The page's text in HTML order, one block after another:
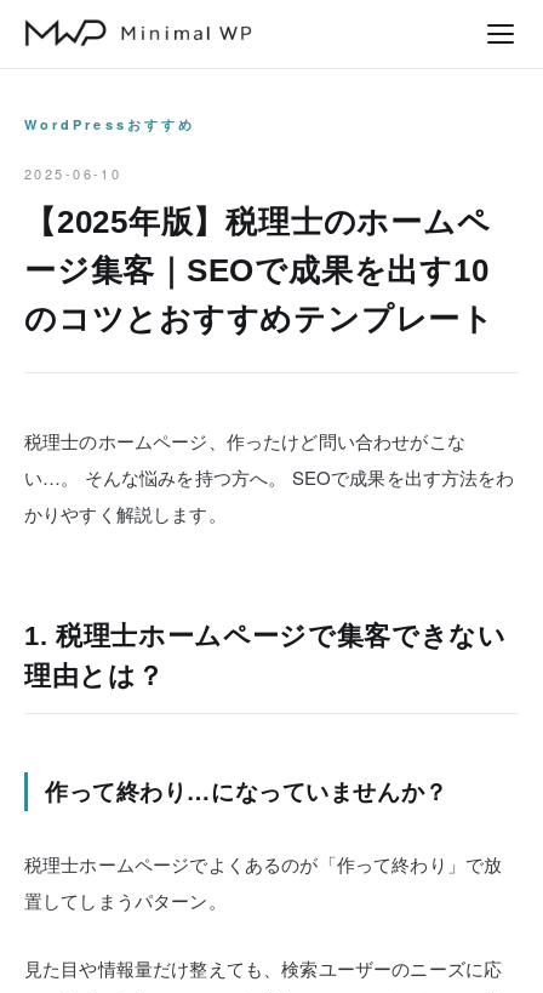
WordPressおすすめ
2025-06-10
【2025年版】税理士のホームペ
ージ集客｜SEOで成果を出す10
のコツとおすすめテンプレート
税理士のホームページ、作ったけど問い合わせがこな
い…。
そんな悩みを持つ方へ。
SEOで成果を出す方法をわ
かりやすく解説します。
1. 税理士ホームページで集客できない
理由とは？
作って終わり…になっていませんか？
税理士ホームページでよくあるのが「作って終わり」で放
置してしまうパターン。
見た目や情報量だけ整えても、検索ユーザーのニーズに応